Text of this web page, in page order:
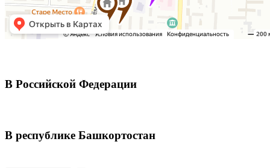
В Российской Федерации
В республике Башкортостан